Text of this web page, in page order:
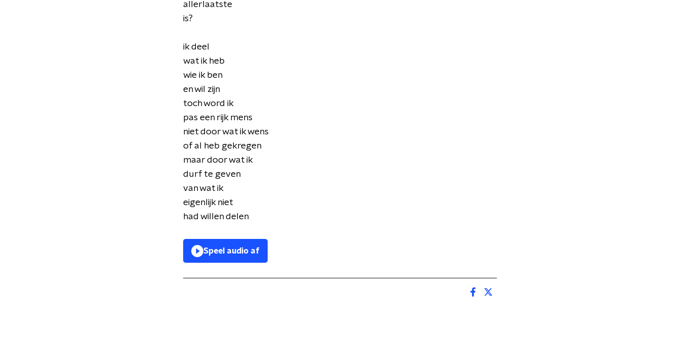
allerlaatste
is?
ik deel
wat ik heb
wie ik ben
en wil zijn
toch word ik
pas een rijk mens
niet door wat ik wens
of al heb gekregen
maar door wat ik
durf te geven
van wat ik
eigenlijk niet
had willen delen
Speel audio af